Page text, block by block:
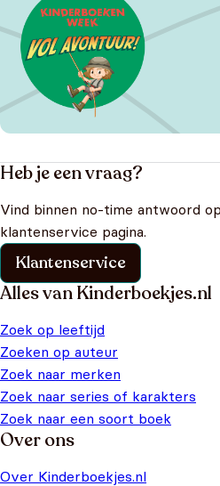
Heb je een vraag?
Vind binnen no-time antwoord
klantenservice pagina.
Klantenservice
Alles van Kinderboekjes.nl
Zoek op leeftijd
Zoeken op auteur
Zoek naar merken
Zoek naar series of karakters
Zoek naar een soort boek
Over ons
Over Kinderboekjes.nl